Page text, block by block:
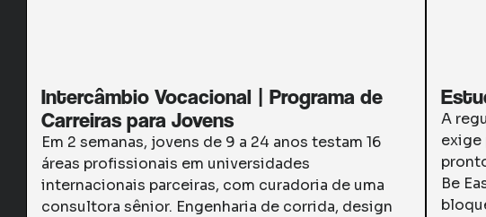
Intercâmbio Vocacional | Programa de
Carreiras para Jovens
Em 2 semanas, jovens de 9 a 24 anos testam 16
áreas profissionais em universidades
internacionais parceiras, com curadoria de uma
consultora sênior. Engenharia de corrida, design
A
exige
Be